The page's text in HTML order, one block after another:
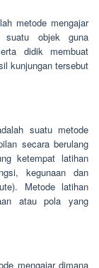
metode mengajar
suatu objek guna
didik membuat
kunjungan tersebut
suatu metode
secara berulang
ketempat latihan
kegunaan dan
Metode latihan
atau pola yang
mengajar dimana